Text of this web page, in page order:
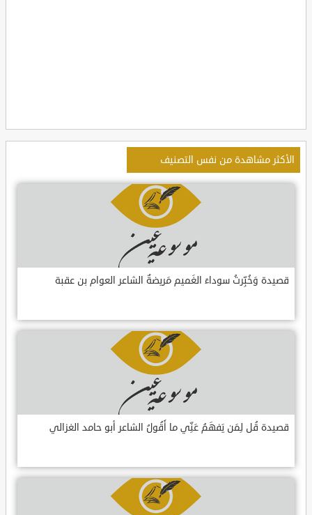
الأكثر مشاهدة من نفس التصنيف
قصيدة وَخُبِّرتُ سوداءَ الغَميم مَريضةٌ الشاعر العوام بن عقبة
قصيدة قُل لِمَن يَفهَمُ عَنِّي ما أَقُولُ الشاعر أبو حامد الغزالي